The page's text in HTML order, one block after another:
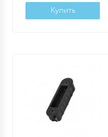
Купить